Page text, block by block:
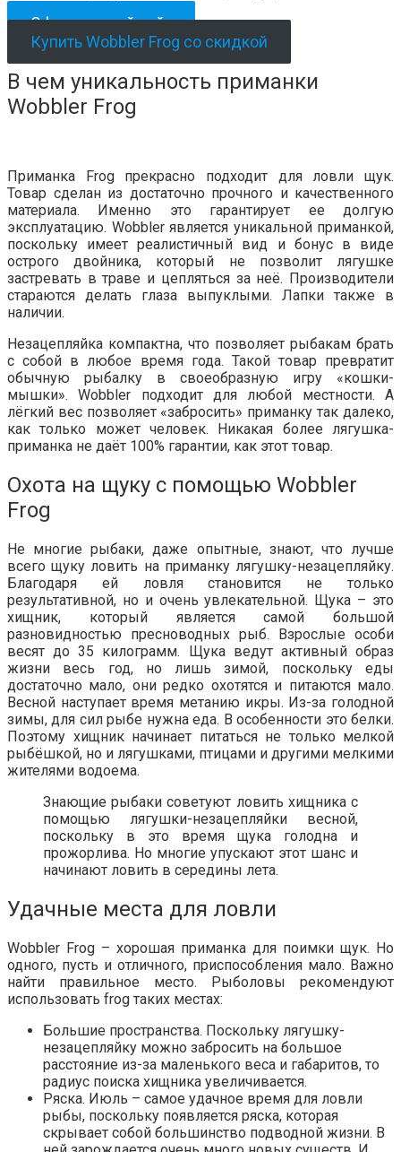
Официальный сайт
Купить Wobbler Frog со скидкой
В чем уникальность приманки
Wobbler Frog
Приманка Frog прекрасно подходит для ловли щук.
Товар сделан из достаточно прочного и качественного
материала. Именно это гарантирует ее долгую
эксплуатацию. Wobbler является уникальной приманкой,
поскольку имеет реалистичный вид и бонус в виде
острого двойника, который не позволит лягушке
застревать в траве и цепляться за неё. Производители
стараются делать глаза выпуклыми. Лапки также в
наличии.
Незацепляйка компактна, что позволяет рыбакам брать
с собой в любое время года. Такой товар превратит
обычную рыбалку в своеобразную игру «кошки-
мышки». Wobbler подходит для любой местности. А
лёгкий вес позволяет «забросить» приманку так далеко,
как только может человек. Никакая более лягушка-
приманка не даёт 100% гарантии, как этот товар.
Охота на щуку с помощью Wobbler
Frog
Не многие рыбаки, даже опытные, знают, что лучше
всего щуку ловить на приманку лягушку-незацепляйку.
Благодаря ей ловля становится не только
результативной, но и очень увлекательной. Щука – это
хищник, который является самой большой
разновидностью пресноводных рыб. Взрослые особи
весят до 35 килограмм. Щука ведут активный образ
жизни весь год, но лишь зимой, поскольку еды
достаточно мало, они редко охотятся и питаются мало.
Весной наступает время метанию икры. Из-за голодной
зимы, для сил рыбе нужна еда. В особенности это белки.
Поэтому хищник начинает питаться не только мелкой
рыбёшкой, но и лягушками, птицами и другими мелкими
жителями водоема.
Знающие рыбаки советуют ловить хищника с
помощью лягушки-незацепляйки весной,
поскольку в это время щука голодна и
прожорлива. Но многие упускают этот шанс и
начинают ловить в середины лета.
Удачные места для ловли
Wobbler Frog – хорошая приманка для поимки щук. Но
одного, пусть и отличного, приспособления мало. Важно
найти правильное место. Рыболовы рекомендуют
использовать frog таких местах:
Большие пространства. Поскольку лягушку-
незацепляйку можно забросить на большое
расстояние из-за маленького веса и габаритов, то
радиус поиска хищника увеличивается.
Ряска. Июль – самое удачное время для ловли
рыбы, поскольку появляется ряска, которая
скрывает собой большинство подводной жизни. В